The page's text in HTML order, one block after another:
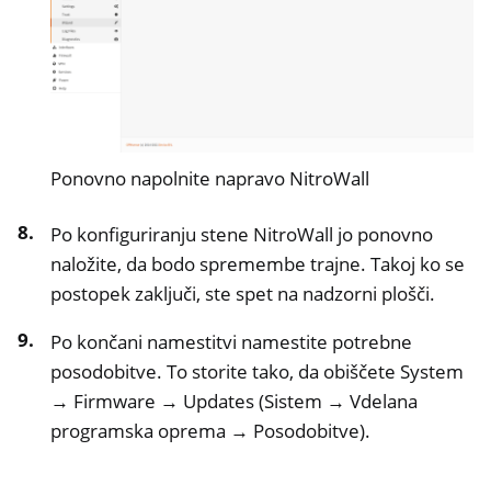
Ponovno napolnite napravo NitroWall
Po konfiguriranju stene NitroWall jo ponovno
naložite, da bodo spremembe trajne. Takoj ko se
postopek zaključi, ste spet na nadzorni plošči.
Po končani namestitvi namestite potrebne
posodobitve. To storite tako, da obiščete System
→ Firmware → Updates (Sistem → Vdelana
programska oprema → Posodobitve).